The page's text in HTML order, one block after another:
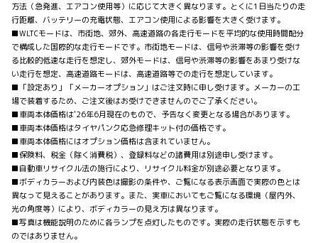
方法（急発進、エアコン使用等）に応じて大きく異なります。とくに1日当たりの走
行距離、バッテリーの充電状態、エアコン使用による影響を大きく受けます。
■WLTCモードは、市街地、郊外、高速道路の各走行モードを平均的な使用時間配分
で構成した国際的な走行モードです。市街地モードは、信号や渋滞等の影響を受け
る比較的低速な走行を想定し、郊外モードは、信号や渋滞等の影響をあまり受けな
い走行を想定、高速道路モードは、高速道路等での走行を想定しています。
■「設定あり」「メーカーオプション」はご注文時に申し受けます。メーカーの工
場で装着するため、ご注文後はお受けできませんのでご了承ください。
■車両本体価格は'26年6月現在のもので、予告なく変更となる場合があります。
■車両本体価格はタイヤパンク応急修理キット付の価格です。
■車両本体価格にはオプション価格は含まれていません。
■保険料、税金（除く消費税）、登録料などの諸費用は別途申し受けます。
■自動車リサイクル法の施行により、リサイクル料金が別途必要となります。
■ボディカラーおよび内装色は撮影の条件や、ご覧になる表示画面で実際の色とは
異なって見えることがあります。また、実車においてもご覧になる環境（屋内外、
光の角度等）により、ボディカラーの見え方は異なります。
■写真は機能説明のために各ランプを点灯したものです。実際の走行状態を示すも
のではありません。